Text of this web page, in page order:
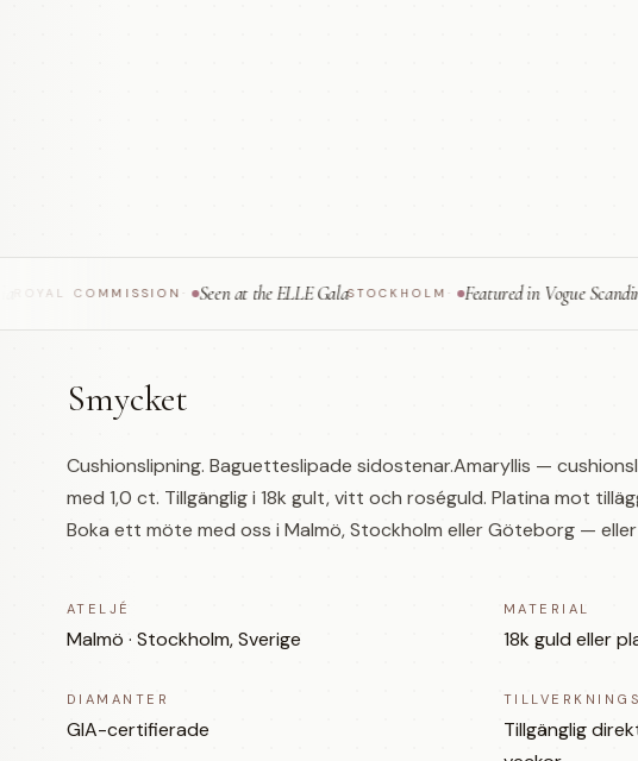
COMMISSION · Seen at the ELLE GalaSTOCKHOLM· Featured in Vogue Scandinavia
Smycket
Cushionslipning. Baguetteslipade sidostenar.Amaryllis —
med 1,0 ct. Tillgänglig i 18k gult, vitt och roséguld. Platina mot
Boka ett möte med oss i Malmö, Stockholm eller Göteborg — eller
ATELJÉ
Malmö · Stockholm, Sverige
MATERIAL
18k guld eller
DIAMANTER
GIA-certifierade
Tillgänglig